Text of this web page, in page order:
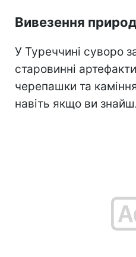
Вивезення
У Туреччині суворо
старовинні
черепашки та
навіть якщо ви